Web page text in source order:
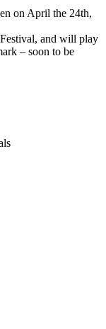
on April the 24th,
and will play
– soon to be